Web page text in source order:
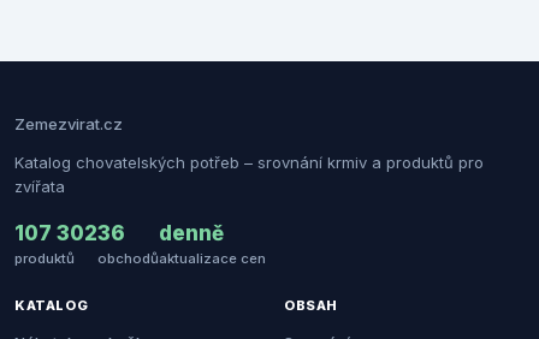
Zemezvirat.cz
Katalog chovatelských potřeb – srovnání krmiv a produktů pro
zvířata
107 302
produktů
36
obchodů
denně
aktualizace cen
KATALOG OBSAH